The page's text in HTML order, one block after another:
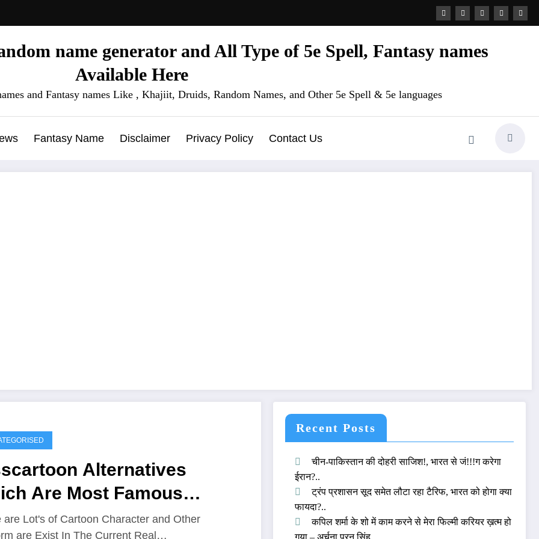
name generator and All Type of 5e Spell, Fantasy names
Available Here
and Fantasy names Like , Khajiit, Druids, Random Names, and Other 5e Spell & 5e languages
Fantasy Name Disclaimer Privacy Policy Contact Us
Alternatives
Are Most Famous
are Lot's of Cartoon Character and Other
are Exist In The Current Real…
Recent Posts
चीन-पाकिस्तान की दोहरी साजिश!, भारत से जं!!!ग करेगा
ईरान?..
ट्रंप प्रशासन सूद समेत लौटा रहा टैरिफ, भारत को होगा क्या
फायदा?..
कपिल शर्मा के शो में काम करने से मेरा फिल्मी करियर ख़त्म हो
गया – अर्चना पूरन सिंह..